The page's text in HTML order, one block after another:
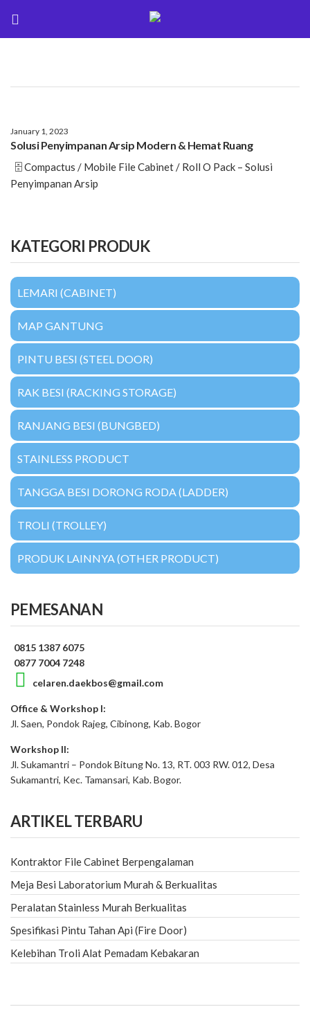
January 1, 2023
Solusi Penyimpanan Arsip Modern & Hemat Ruang
🗄️ Compactus / Mobile File Cabinet / Roll O Pack – Solusi
Penyimpanan Arsip
KATEGORI PRODUK
LEMARI (CABINET)
MAP GANTUNG
PINTU BESI (STEEL DOOR)
RAK BESI (RACKING STORAGE)
RANJANG BESI (BUNGBED)
STAINLESS PRODUCT
TANGGA BESI DORONG RODA (LADDER)
TROLI (TROLLEY)
PRODUK LAINNYA (OTHER PRODUCT)
PEMESANAN
0815 1387 6075
0877 7004 7248
celaren.daekbos@gmail.com
Office & Workshop I:
Jl. Saen, Pondok Rajeg, Cibinong, Kab. Bogor
Workshop II:
Jl. Sukamantri – Pondok Bitung No. 13, RT. 003 RW. 012, Desa
Sukamantri, Kec. Tamansari, Kab. Bogor.
ARTIKEL TERBARU
Kontraktor File Cabinet Berpengalaman
Meja Besi Laboratorium Murah & Berkualitas
Peralatan Stainless Murah Berkualitas
Spesifikasi Pintu Tahan Api (Fire Door)
Kelebihan Troli Alat Pemadam Kebakaran